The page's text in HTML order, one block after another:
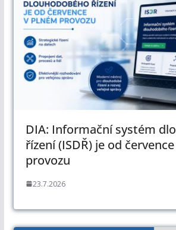
DIA: Informační systém
řízení (ISDŘ) je od
provozu
23.7.2026